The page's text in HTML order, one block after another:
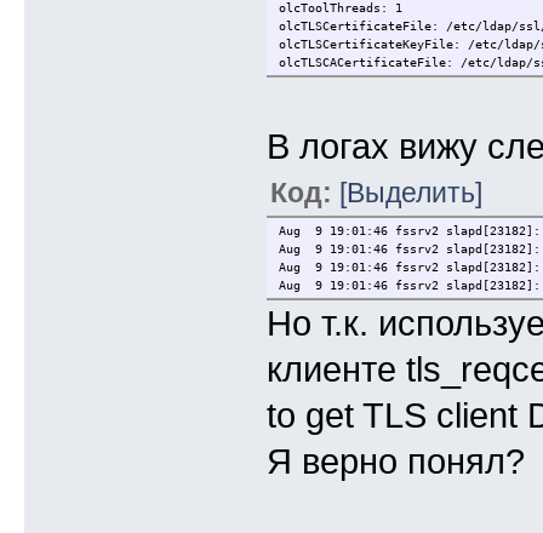
olcToolThreads: 1
olcTLSCertificateFile: /etc/ldap/
olcTLSCertificateKeyFile: /etc/ldap/
olcTLSCACertificateFile: /etc/ldap/
В логах вижу
Код: [Выделить]
Aug 9 19:01:46 fssrv2 slapd[23182]:
Aug 9 19:01:46 fssrv2
Aug 9 19:01:46 fssrv2
Aug 9 19:01:46 fssrv2 slapd[23182]:
Но т.к.
клиенте
to get TLS client
Я верно понял?